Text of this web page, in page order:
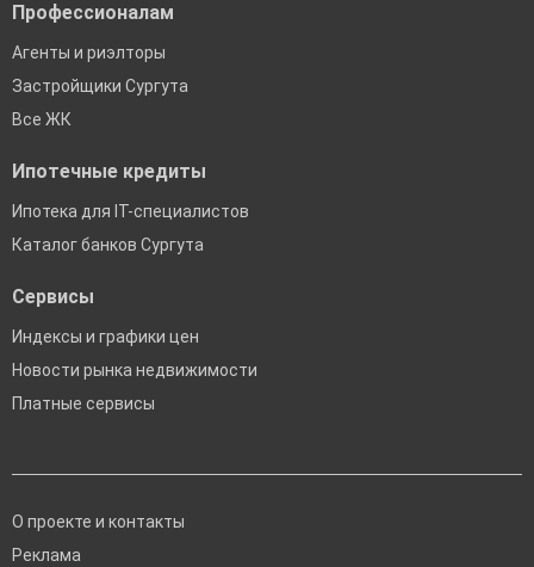
Профессионалам
Агенты и риэлторы
Застройщики Сургута
Все ЖК
Ипотечные кредиты
Ипотека для IT-специалистов
Каталог банков Сургута
Сервисы
Индексы и графики цен
Новости рынка недвижимости
Платные сервисы
О проекте и контакты
Реклама